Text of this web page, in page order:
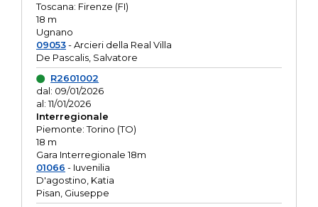
Toscana: Firenze (FI)
18 m
Ugnano
09053- Arcieri della Real Villa
De Pascalis, Salvatore
R2601002
dal: 09/01/2026
al: 11/01/2026
Interregionale
Piemonte: Torino (TO)
18 m
Gara Interregionale 18m
01066 - Iuvenilia
D'agostino, Katia
Pisan, Giuseppe